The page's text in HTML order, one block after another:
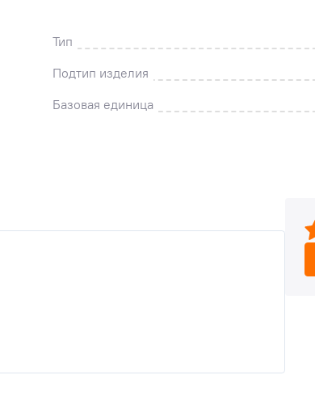
Тип
Подтип изделия
Базовая единица